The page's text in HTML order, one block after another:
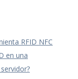
RFID NFC
en una